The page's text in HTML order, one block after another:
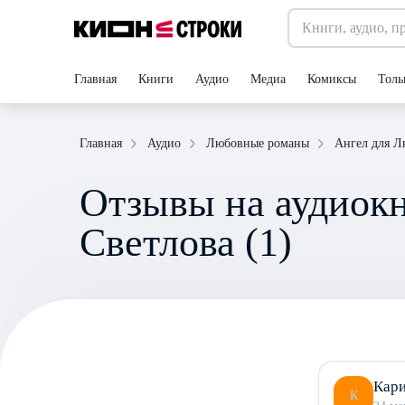
Главная Книги Аудио Медиа Комиксы
Главная Аудио Любовные романы Ангел для
Отзывы на
Светлова (1)
К